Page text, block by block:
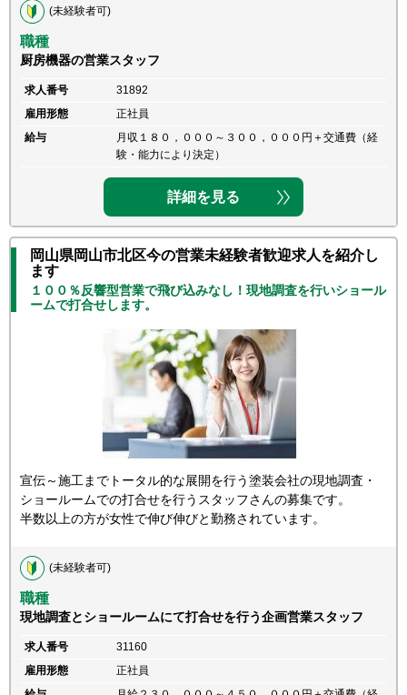
(未経験者可)
職種
厨房機器の営業スタッフ
求人番号
31892
雇用形態
正社員
給与
月収１８０，０００～３００，０００円＋交通費（経
験・能力により決定）
詳細を見る
岡山県岡山市北区今の営業未経験者歓迎求人を紹介し
ます
１００％反響型営業で飛び込みなし！現地調査を行いショール
ームで打合せします。
宣伝～施工までトータル的な展開を行う塗装会社の現地調査・
ショールームでの打合せを行うスタッフさんの募集です。
半数以上の方が女性で伸び伸びと勤務されています。
(未経験者可)
職種
現地調査とショールームにて打合せを行う企画営業スタッフ
求人番号
31160
雇用形態
正社員